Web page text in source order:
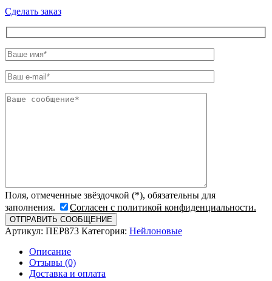
Сделать заказ
Поля, отмеченные звёздочкой (*), обязательны для
заполнения.
Согласен с политикой конфиденциальности.
Артикул: ПЕР873 Категория: Нейлоновые
Описание
Отзывы (0)
Доставка и оплата